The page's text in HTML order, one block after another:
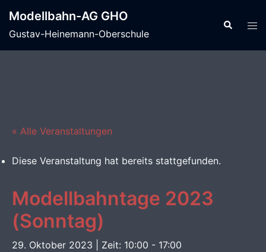
Inhalt
springen
Modellbahn-AG GHO
Gustav-Heinemann-Oberschule
Suche
« Alle Veranstaltungen
Diese Veranstaltung hat bereits stattgefunden.
Modellbahntage 2023
(Sonntag)
29. Oktober 2023 | Zeit: 10:00 - 17:00